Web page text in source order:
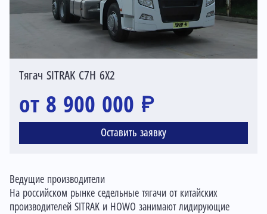
Тягач SITRAK C7H 6X2
от 8 900 000 ₽
Оставить заявку
Ведущие производители
На российском рынке седельные тягачи от китайских
производителей SITRAK и HOWO занимают лидирующие